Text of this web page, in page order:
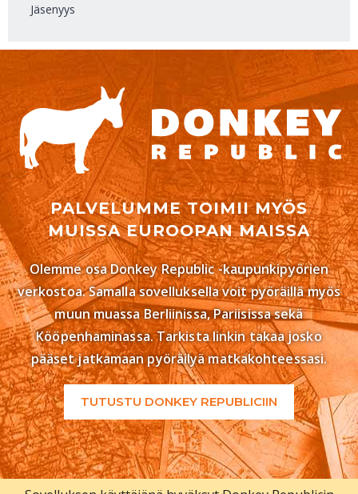
Jäsenyys
PALVELUMME TOIMII MYÖS
MUISSA EUROOPAN MAISSA
Olemme osa Donkey Republic -kaupunkipyörien
verkostoa. Samalla sovelluksella voit pyöräillä myös
muun muassa Berliinissa, Pariisissa sekä
Kööpenhaminassa. Tarkista linkin takaa josko
pääset jatkamaan pyöräilyä matkakohteessasi.
TUTUSTU DONKEY REPUBLICIIN